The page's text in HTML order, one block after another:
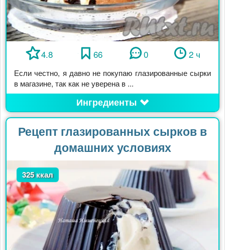
4.8 66 0 2 ч
Если честно, я давно не покупаю глазированные сырки
в магазине, так как не уверена в ...
Ингредиенты
Рецепт глазированных сырков в
домашних условиях
325 ккал